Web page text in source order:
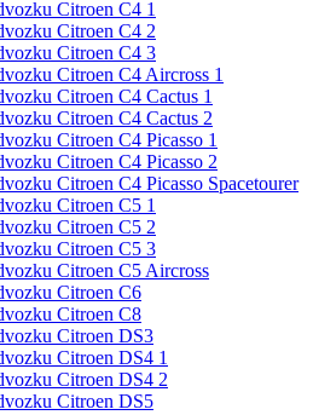
Citroen C4 1
Citroen C4 2
Citroen C4 3
Citroen C4 Aircross 1
Citroen C4 Cactus 1
Citroen C4 Cactus 2
Citroen C4 Picasso 1
Citroen C4 Picasso 2
Citroen C4 Picasso Spacetourer
Citroen C5 1
Citroen C5 2
Citroen C5 3
Citroen C5 Aircross
Citroen C6
Citroen C8
Citroen DS3
Citroen DS4 1
Citroen DS4 2
Citroen DS5